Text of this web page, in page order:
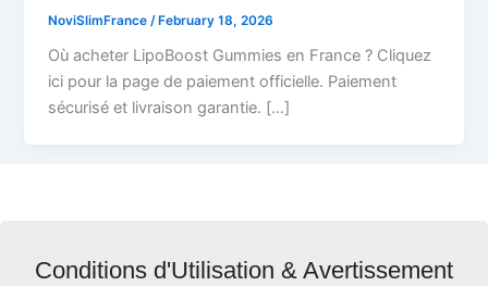
NoviSlimFrance /February 18, 2026
Où acheter LipoBoost Gummies en France ? Cliquez
ici pour la page de paiement officielle. Paiement
sécurisé et livraison garantie. […]
Conditions d'Utilisation & Avertissement